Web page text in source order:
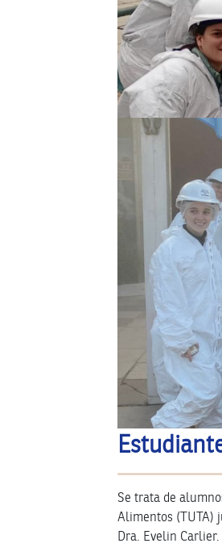
Se trata de
Alimentos (TUTA)
Dra. Evelin Carlier.